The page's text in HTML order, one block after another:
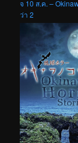
จ 10 ส.ค. –
ว่า 2